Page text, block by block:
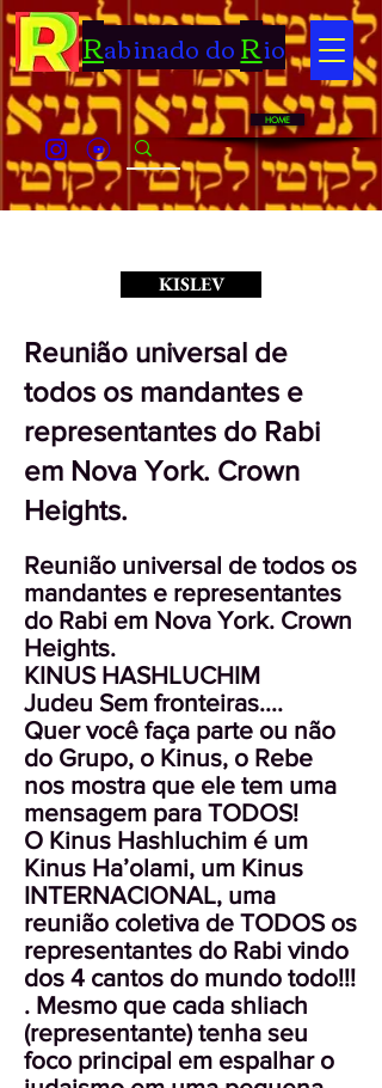
Rabinado doRio
HOME
KISLEV
Reunião universal de
todos os mandantes e
representantes do Rabi
em Nova York. Crown
Heights.
Reunião universal de todos os
mandantes e representantes
do Rabi em Nova York. Crown
Heights.
KINUS HASHLUCHIM
Judeu Sem fronteiras....
Quer você faça parte ou não
do Grupo, o Kinus, o Rebe
nos mostra que ele tem uma
mensagem para TODOS!
O Kinus Hashluchim é um
Kinus Ha’olami, um Kinus
INTERNACIONAL, uma
reunião coletiva de TODOS os
representantes do Rabi vindo
dos 4 cantos do mundo todo!!!
. Mesmo que cada shliach
(representante) tenha seu
foco principal em espalhar o